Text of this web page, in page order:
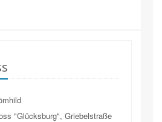
"Glücksburg", Griebelstraße